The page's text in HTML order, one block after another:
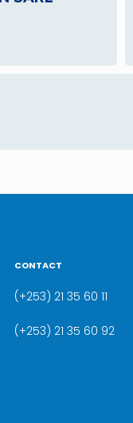
CONTACT
(+253) 21 35 60 11
(+253) 21 35 60 92